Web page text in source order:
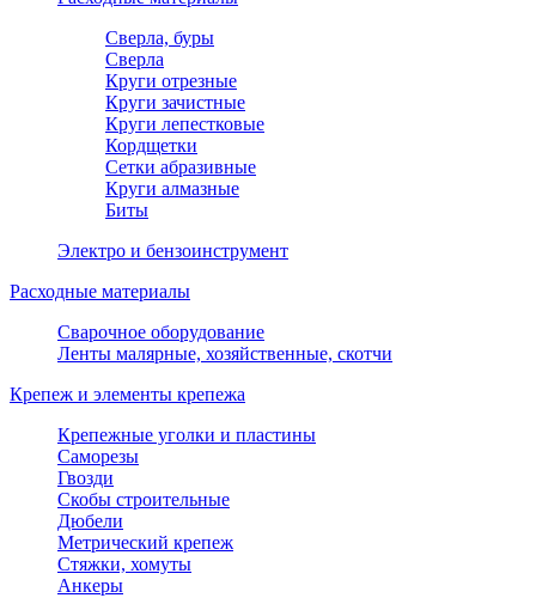
Сверла, буры
Сверла
Круги отрезные
Круги зачистные
Круги лепестковые
Кордщетки
Сетки абразивные
Круги алмазные
Биты
Электро и бензоинструмент
Расходные материалы
Сварочное оборудование
Ленты малярные, хозяйственные, скотчи
Крепеж и элементы крепежа
Крепежные уголки и пластины
Саморезы
Гвозди
Скобы строительные
Дюбели
Метрический крепеж
Стяжки, хомуты
Анкеры